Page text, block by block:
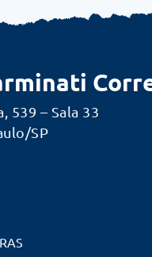
539 – Sala 33
SP